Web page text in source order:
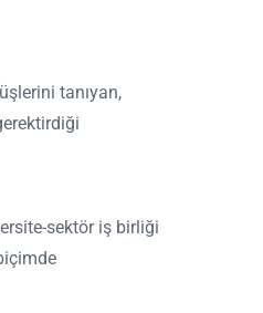
tanıyan,
sektör iş birliği